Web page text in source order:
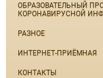
ОБРАЗОВАТЕЛЬНЫЙ
КОРОНАВИРУСНОЙ
РАЗНОЕ
ИНТЕРНЕТ-ПРИЁМНАЯ
КОНТАКТЫ